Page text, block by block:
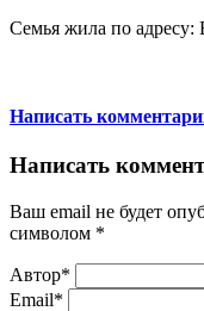
Семья жила по
Написать
Написать
Ваш email не будет
символом *
Автор*
Email*